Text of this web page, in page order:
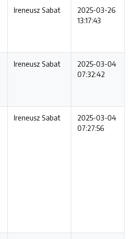
Ireneusz Sabat
2025-03-26
13:17:43
Ireneusz Sabat
2025-03-04
07:32:42
Ireneusz Sabat
2025-03-04
07:27:56